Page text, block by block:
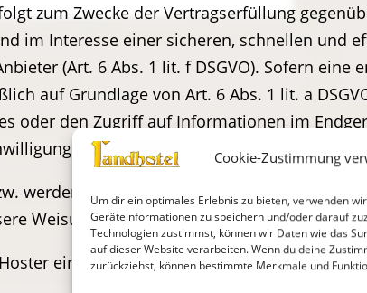
Cookie-Zustimmung
Um dir ein optimales Erlebnis zu bieten, verwenden
Geräteinformationen zu speichern und/oder darauf
Technologien zustimmst, können wir Daten wie das
auf dieser Website verarbeiten. Wenn du deine
zurückziehst, können bestimmte Merkmale und
zum Zwecke der Vertragserfüllung
im Interesse einer sicheren, schnellen und
(Art. 6 Abs. 1 lit. f DSGVO). Sofern
auf Grundlage von Art. 6 Abs. 1 lit. a
oder den Zugriff auf Informationen im
ist jederzeit widerrufbar.
werden Ihre Daten nur insoweit
Weisungen in Bezug auf diese Daten
ein: